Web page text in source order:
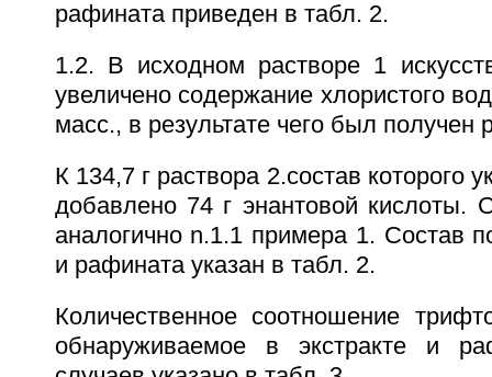
рафината приведен в табл. 2.
1.2. В исходном растворе 1
увеличено содержание хлористого
масс., в результате чего был получен
К 134,7 г раствора 2.состав которого
добавлено 74 г энантовой кислоты.
аналогично n.1.1 примера 1. Состав
и рафината указан в табл. 2.
Количественное соотношение
обнаруживаемое в экстракте и